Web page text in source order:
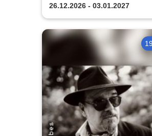
26.12.2026 - 03.01.2027